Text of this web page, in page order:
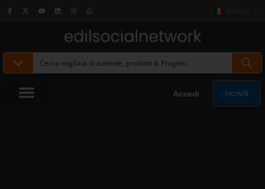
Italiano
Accedi Iscriviti